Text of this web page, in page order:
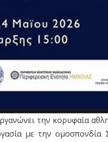
την κορυφαία
με την